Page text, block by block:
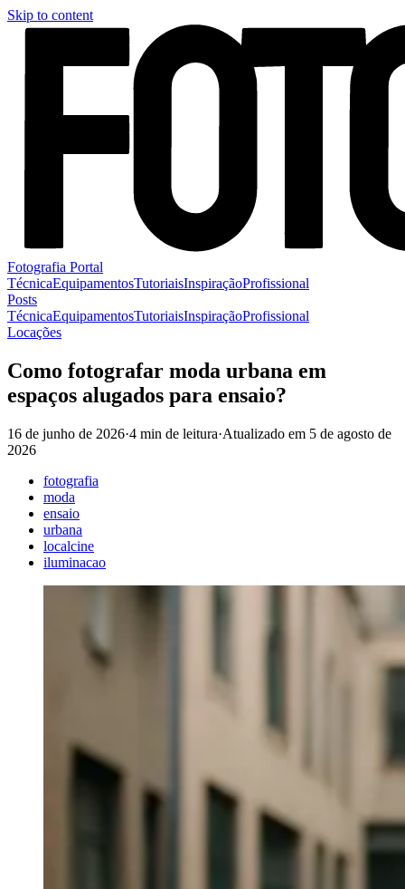
Skip to content
Fotografia Portal
TécnicaEquipamentosTutoriaisInspiraçãoProfissional
Posts
TécnicaEquipamentosTutoriaisInspiraçãoProfissional
Locações
Como fotografar moda urbana em
espaços alugados para ensaio?
16 de junho de 2026·4 min de leitura·Atualizado em 5 de agosto de
2026
fotografia
moda
ensaio
urbana
localcine
iluminacao